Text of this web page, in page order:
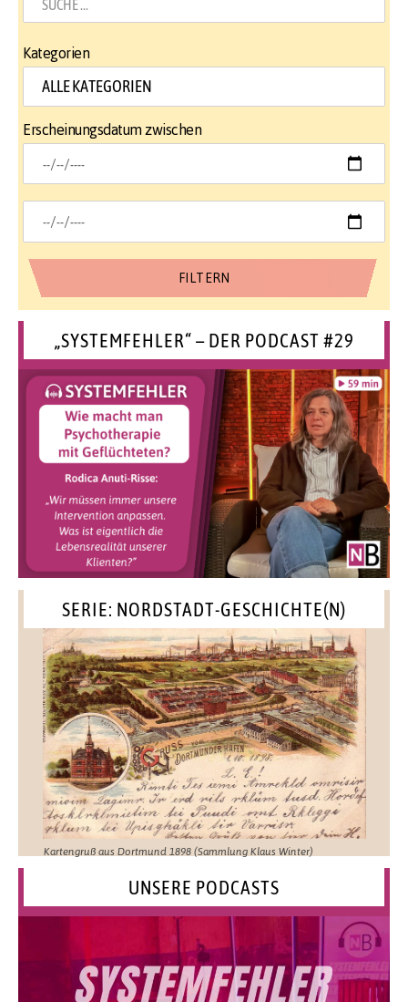
Kategorien
Erscheinungsdatum zwischen
„SYSTEMFEHLER“ – DER PODCAST #29
SERIE: NORDSTADT-GESCHICHTE(N)
Kartengruß aus Dortmund 1898 (Sammlung Klaus Winter)
UNSERE PODCASTS